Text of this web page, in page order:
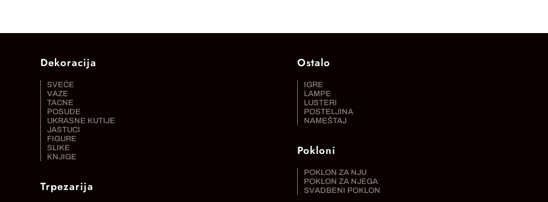
Dekoracija
SVEĆE
VAZE
TACNE
POSUDE
UKRASNE KUTIJE
JASTUCI
FIGURE
SLIKE
KNJIGE
Trpezarija
Ostalo
IGRE
LAMPE
LUSTERI
POSTELJINA
NAMEŠTAJ
Pokloni
POKLON ZA NJU
POKLON ZA NJEGA
SVADBENI POKLON